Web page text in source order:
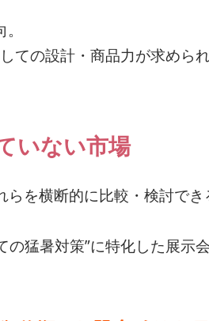
ての設計・商品力が求めら
いない市場
を横断的に比較・検討で
猛暑対策”に特化した展示